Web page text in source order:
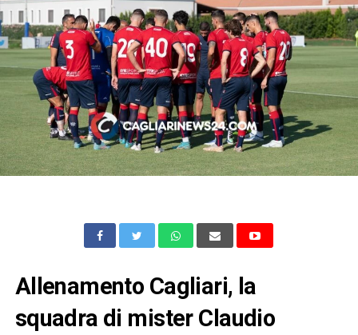
Allenamento Cagliari, la
squadra di mister Claudio